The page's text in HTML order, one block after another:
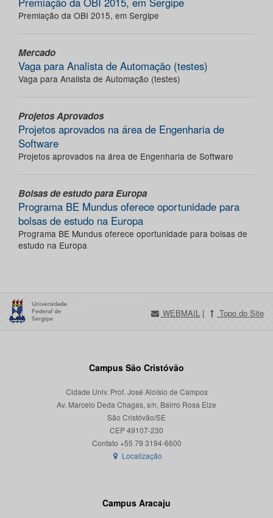
Premiação da OBI 2015, em Sergipe
Mercado
Vaga para Analista de Automação (testes)
Vaga para Analista de Automação (testes)
Projetos Aprovados
Projetos aprovados na área de Engenharia de
Software
Projetos aprovados na área de Engenharia de Software
Bolsas de estudo para Europa
Programa BE Mundus oferece oportunidade para
bolsas de estudo na Europa
Programa BE Mundus oferece oportunidade para bolsas de
estudo na Europa
WEBMAIL | Topo do Site
Campus São Cristóvão
Cidade Univ. Prof. José Aloísio de Campos
Av. Marcelo Deda Chagas, s/n, Bairro Rosa Elze
São Cristóvão/SE
CEP 49107-230
Localização
Campus Aracaju